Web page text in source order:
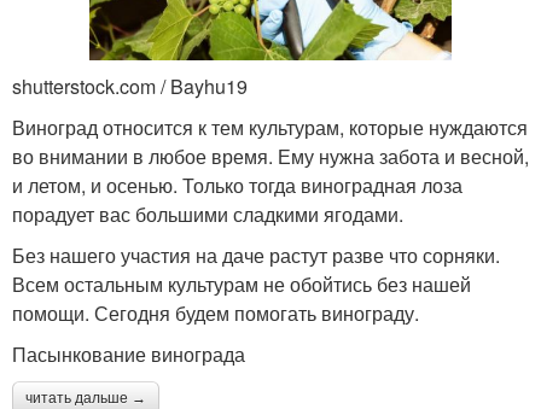
shutterstock.com / Bayhu19
Виноград относится к тем культурам, которые нуждаются
во внимании в любое время. Ему нужна забота и весной,
и летом, и осенью. Только тогда виноградная лоза
порадует вас большими сладкими ягодами.
Без нашего участия на даче растут разве что сорняки.
Всем остальным культурам не обойтись без нашей
помощи. Сегодня будем помогать винограду.
Пасынкование винограда
читать дальше →